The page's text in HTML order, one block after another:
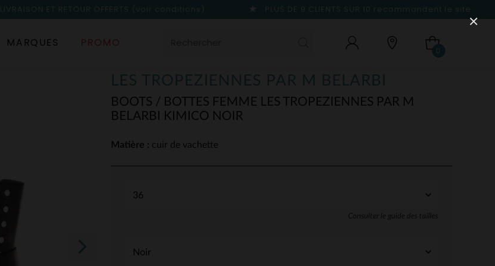
LIVRAISON ET RETOUR OFFERTS (voir conditions) PLUS DE 9 CLIENTS SUR 10 recommandent le site
MARQUES PROMO
0
LES TROPEZIENNES PAR M BELARBI
BOOTS / BOTTES FEMME LES TROPEZIENNES PAR M
BELARBI KIMICO NOIR
Matière : cuir de vachette
Consulter le guide des tailles